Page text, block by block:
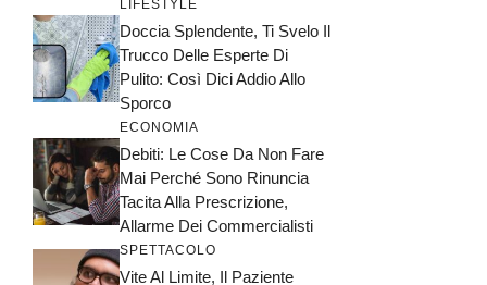
LIFESTYLE
Doccia Splendente, Ti Svelo Il
Trucco Delle Esperte Di
Pulito: Così Dici Addio Allo
Sporco
ECONOMIA
Debiti: Le Cose Da Non Fare
Mai Perché Sono Rinuncia
Tacita Alla Prescrizione,
Allarme Dei Commercialisti
SPETTACOLO
Vite Al Limite, Il Paziente